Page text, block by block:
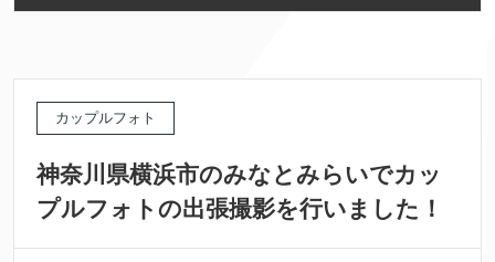
カップルフォト
神奈川県横浜市のみなとみらいでカッ
プルフォトの出張撮影を行いました！